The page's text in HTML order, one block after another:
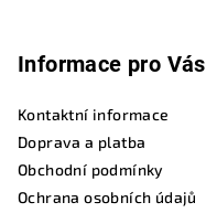
Informace pro Vás
Kontaktní informace
Doprava a platba
Obchodní podmínky
Ochrana osobních údajů